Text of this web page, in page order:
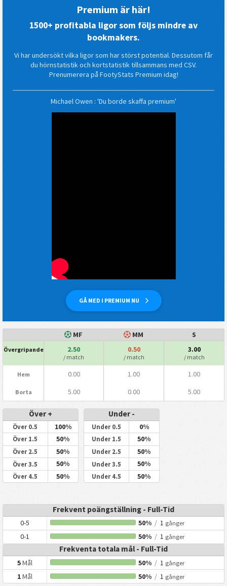
Premium är här!
1500+ profitabla ligor som följs mindre av
bookmakers.
Vi har undersökt vilka ligor som har störst potential. Dessutom får
du hörnstatistik och kortstatistik tillsammans med CSV.
Prenumerera på FootyStats Premium idag!
GÅ MED I PREMIUM NU
Michael Owen : 'Du borde skaffa premium'
MF MM S
Övergripande 2.50
/ match
0.50
/ match
3.00
/ match
Hem 0.00 1.00 1.00
Borta 5.00 0.00 5.00
Över +
Över 0.5 100%
Över 1.5 50%
Över 2.5 50%
Över 3.5 50%
Över 4.5 50%
Under -
Under 0.5 0%
Under 1.5 50%
Under 2.5 50%
Under 3.5 50%
Under 4.5 50%
Frekvent poängställning - Full-Tid
0-5 50% / 1 gånger
0-1 50% / 1 gånger
Frekventa totala mål - Full-Tid
5Mål 50% / 1 gånger
1Mål 50% / 1 gånger